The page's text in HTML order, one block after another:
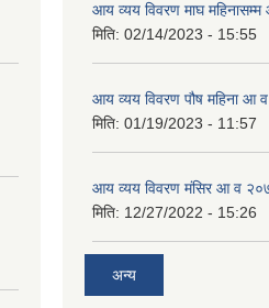
आय व्यय विवरण माघ
मिति: 02/14/2023 - 15:55
आय व्यय विवरण पौष महिना आ
मिति: 01/19/2023 - 11:57
आय व्यय विवरण मंसिर आ व
मिति: 12/27/2022 - 15:26
अन्य